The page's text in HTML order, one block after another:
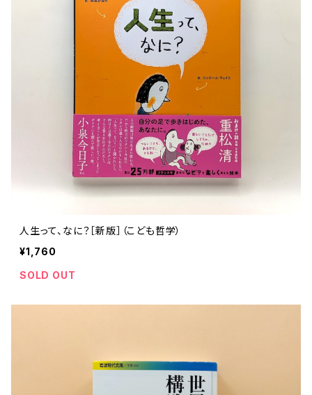
人生って、なに？［新版］（こども哲学）
¥1,760
SOLD OUT